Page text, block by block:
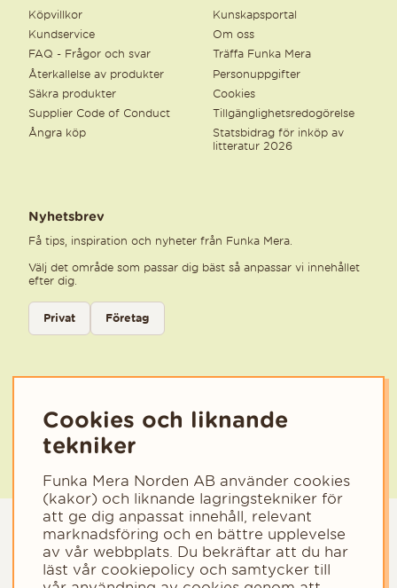
Köpvillkor
Kundservice
FAQ - Frågor och svar
Återkallelse av produkter
Säkra produkter
Supplier Code of Conduct
Ångra köp
Kunskapsportal
Om oss
Träffa Funka Mera
Personuppgifter
Cookies
Tillgänglighetsredogörelse
Statsbidrag för inköp av
litteratur 2026
Nyhetsbrev
Få tips, inspiration och nyheter från Funka Mera.
Välj det område som passar dig bäst så anpassar vi innehållet
efter dig.
Välj kategori för nyhetsbrev
Privat
Företag
Cookies och liknande
tekniker
Funka Mera Norden AB använder cookies
(kakor) och liknande lagringstekniker för
att ge dig anpassat innehåll, relevant
marknadsföring och en bättre upplevelse
av vår webbplats. Du bekräftar att du har
läst vår cookiepolicy och samtycker till